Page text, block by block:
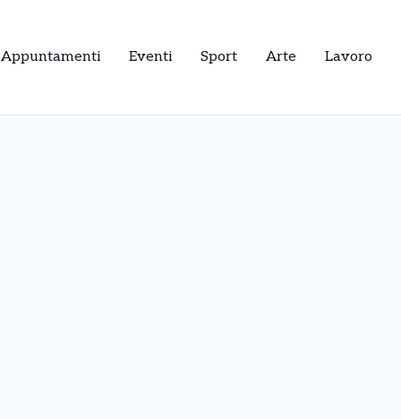
Appuntamenti Eventi Sport Arte Lavoro